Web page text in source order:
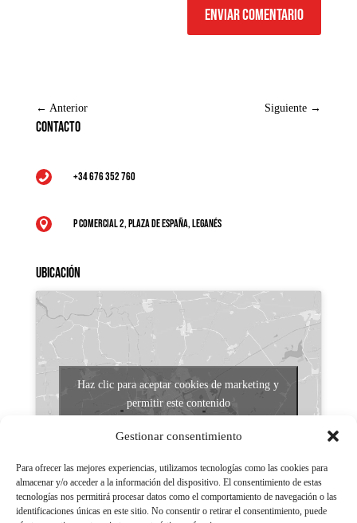
Gestionar consentimiento
Para ofrecer las mejores experiencias, utilizamos tecnologías como las cookies para
almacenar y/o acceder a la información del dispositivo. El consentimiento de estas
tecnologías nos permitirá procesar datos como el comportamiento de navegación o las
identificaciones únicas en este sitio. No consentir o retirar el consentimiento, puede
Enviar comentario
← Anterior Siguiente →
Contacto
 +34 676 352 760
 P Comercial 2, Plaza de España, Leganés
Ubicación
Haz clic para aceptar cookies de marketing y
permitir este contenido